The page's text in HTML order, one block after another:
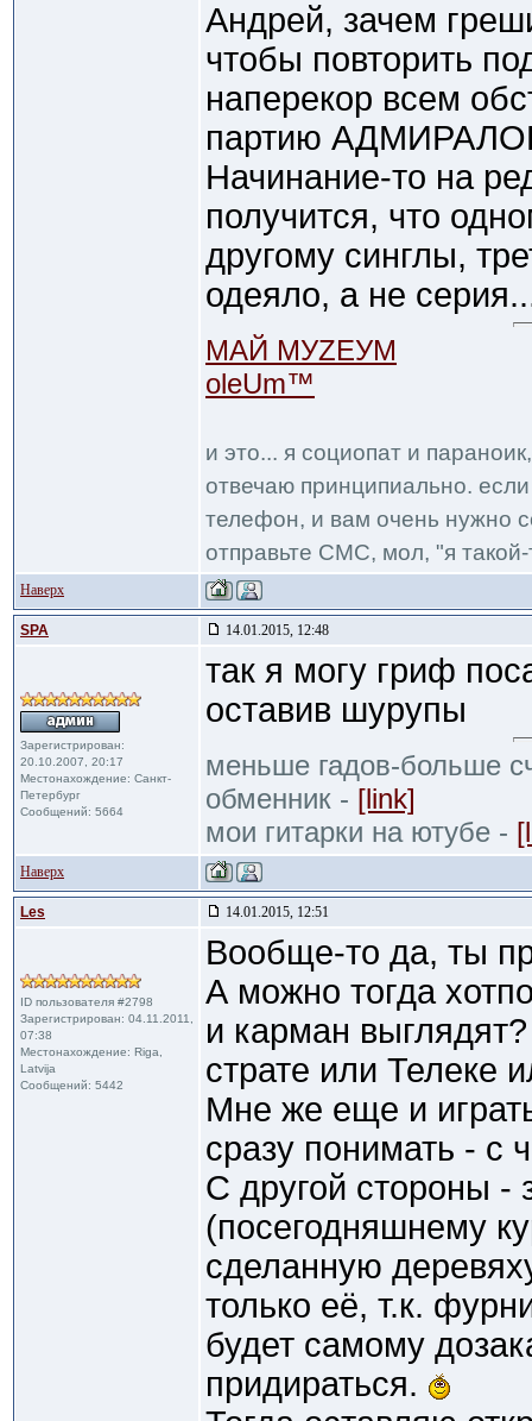
Андрей, зачем
чтобы повторить
наперекор всем
партию
Начинание-то на
получится, что
другому синглы,
одеяло, а не
МАЙ МУZЕУМ
oleUm™
и это... я социопат и
отвечаю принципиально.
телефон, и вам очень нужно
отправьте СМС, мол, "я такой-
Наверх
SPA 14.01.2015, 12:48
Зарегистрирован:
20.10.2007, 20:17
Местонахождение: Санкт-
Петербург
Сообщений: 5664
так я могу гриф
оставив шурупы
меньше гадов-больше
обменник - [link]
мои гитарки на ютубе -
Наверх
Les 14.01.2015, 12:51
ID пользователя #2798
Зарегистрирован: 04.11.2011,
07:38
Местонахождение: Riga,
Latvija
Сообщений: 5442
Вообще-то да, ты
А можно тогда
и карман
страте или Телеке
Мне же еще и
сразу понимать - с
С другой стороны -
(посегодняшнему
сделанную
только её, т.к.
будет самому
придираться.